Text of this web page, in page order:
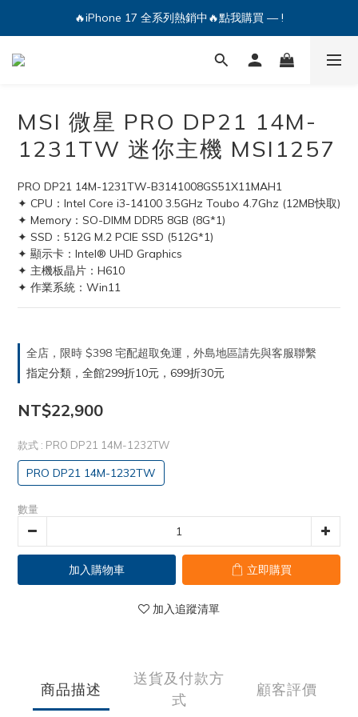
🔥iPhone 17 全系列熱銷中🔥點我購買 — !
🔥iPhone 17 全系列熱銷中🔥點我購買 — !
💕加入Q哥 Line 新好友領優惠券！🎫
MSI 微星 PRO DP21 14M-
1231TW 迷你主機 MSI1257
PRO DP21 14M-1231TW-B3141008GS51X11MAH1
✦ CPU：Intel Core i3-14100 3.5GHz Toubo 4.7Ghz (12MB快取)
✦ Memory：SO-DIMM DDR5 8GB (8G*1)
✦ SSD：512G M.2 PCIE SSD (512G*1)
✦ 顯示卡：Intel® UHD Graphics
✦ 主機板晶片：H610
✦ 作業系統：Win11
全店，限時 $398 宅配超取免運，外島地區請先與客服聯繫
指定分類，全館299折10元，699折30元
NT$22,900
款式 : PRO DP21 14M-1232TW
PRO DP21 14M-1232TW
數量
加入購物車 立即購買
加入追蹤清單
商品描述
送貨及付款方
式
顧客評價